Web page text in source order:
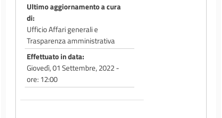
Ultimo aggiornamento a cura
di
Ufficio Affari generali e
Trasparenza amministrativa
Effettuato in data
Giovedì, 01 Settembre, 2022 -
ore: 12:00